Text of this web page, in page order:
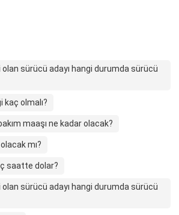
sürücü adayı hangi durumda sürücü
kaç olmalı?
maaşı ne kadar olacak?
mı?
saatte dolar?
sürücü adayı hangi durumda sürücü